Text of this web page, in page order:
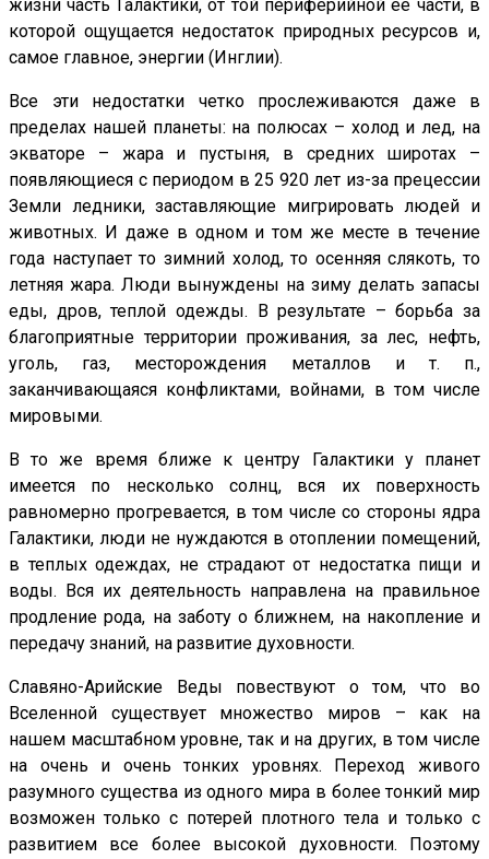
жизни часть Галактики, от той периферийной ее части, в
которой ощущается недостаток природных ресурсов и,
самое главное, энергии (Инглии).
Все эти недостатки четко прослеживаются даже в
пределах нашей планеты: на полюсах – холод и лед, на
экваторе – жара и пустыня, в средних широтах –
появляющиеся с периодом в 25 920 лет из-за прецессии
Земли ледники, заставляющие мигрировать людей и
животных. И даже в одном и том же месте в течение
года наступает то зимний холод, то осенняя слякоть, то
летняя жара. Люди вынуждены на зиму делать запасы
еды, дров, теплой одежды. В результате – борьба за
благоприятные территории проживания, за лес, нефть,
уголь, газ, месторождения металлов и т. п.,
заканчивающаяся конфликтами, войнами, в том числе
мировыми.
В то же время ближе к центру Галактики у планет
имеется по несколько солнц, вся их поверхность
равномерно прогревается, в том числе со стороны ядра
Галактики, люди не нуждаются в отоплении помещений,
в теплых одеждах, не страдают от недостатка пищи и
воды. Вся их деятельность направлена на правильное
продление рода, на заботу о ближнем, на накопление и
передачу знаний, на развитие духовности.
Славяно-Арийские Веды повествуют о том, что во
Вселенной существует множество миров – как на
нашем масштабном уровне, так и на других, в том числе
на очень и очень тонких уровнях. Переход живого
разумного существа из одного мира в более тонкий мир
возможен только с потерей плотного тела и только с
развитием все более высокой духовности. Поэтому